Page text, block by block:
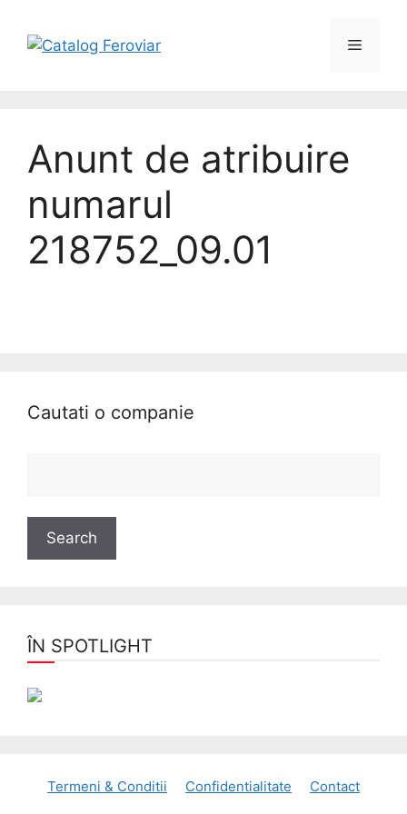
Anunt de atribuire
numarul
218752_09.01
Cautati o companie
ÎN SPOTLIGHT
Termeni & Conditii Confidentialitate
Contact